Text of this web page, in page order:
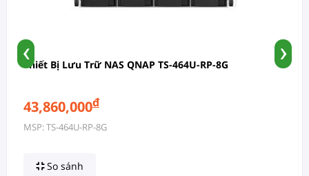
Thiết Bị Lưu Trữ NAS QNAP TS-464U-RP-8G
43,860,000đ
MSP: TS-464U-RP-8G
So sánh
‹ ›